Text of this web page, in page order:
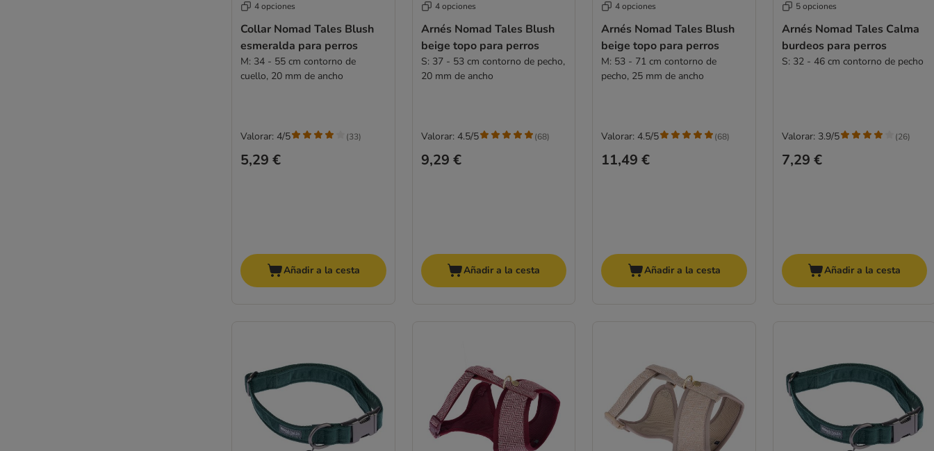
4 opciones
Collar Nomad Tales Blush
esmeralda para perros
M: 34 - 55 cm contorno de
cuello, 20 mm de ancho
5,29 €
Valorar: 4/5 (33)
Añadir a la cesta
4 opciones
Arnés Nomad Tales Blush
beige topo para perros
S: 37 - 53 cm contorno de pecho,
20 mm de ancho
9,29 €
Valorar: 4.5/5 (68)
Añadir a la cesta
4 opciones
Arnés Nomad Tales Blush
beige topo para perros
M: 53 - 71 cm contorno de
pecho, 25 mm de ancho
11,49 €
Valorar: 4.5/5 (68)
Añadir a la cesta
5 opciones
Arnés Nomad Tales Calma
burdeos para perros
S: 32 - 46 cm contorno de pecho
7,29 €
Valorar: 3.9/5 (26)
Añadir a la cesta